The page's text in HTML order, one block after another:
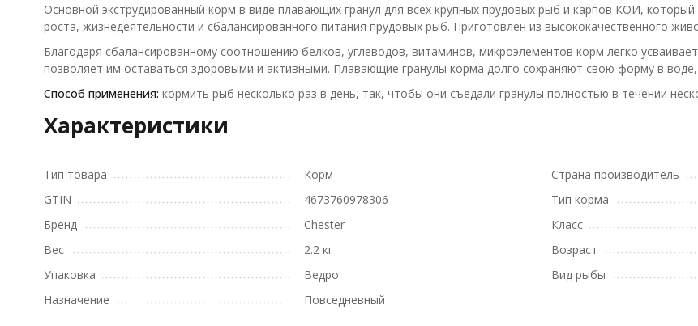
Основной экструдированный корм в виде плавающих гранул для всех крупных прудовых рыб и карпов КОИ,
роста, жизнедеятельности и сбалансированного питания прудовых рыб. Приготовлен из высококачественного
Благодаря сбалансированному соотношению белков, углеводов, витаминов, микроэлементов корм легко
позволяет им оставаться здоровыми и активными. Плавающие гранулы корма долго сохраняют свою форму в воде,
Способ применения: кормить рыб несколько раз в день, так, чтобы они съедали гранулы полностью в течении
Характеристики
Тип товара
Корм
GTIN
4673760978306
Бренд
Chester
Вес
2.2 кг
Упаковка
Ведро
Назначение
Повседневный
Страна производитель
Тип корма
Класс
Возраст
Вид рыбы